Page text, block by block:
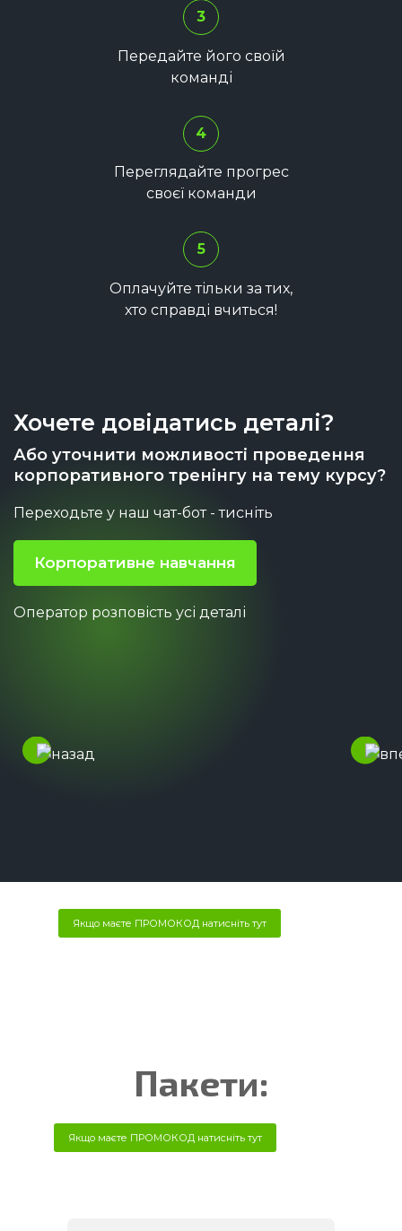
3
Передайте його своїй
команді
4
Переглядайте прогрес
своєї команди
5
Оплачуйте тільки за тих,
хто справді вчиться!
Хочете довідатись деталі?
Або уточнити можливості проведення
корпоративного тренінгу на тему курсу?
Переходьте у наш чат-бот -тисніть
Корпоративне навчання
Оператор розповість усі деталі
Якщо маєте ПРОМОКОД натисніть тут
Пакети:
Якщо маєте ПРОМОКОД натисніть тут